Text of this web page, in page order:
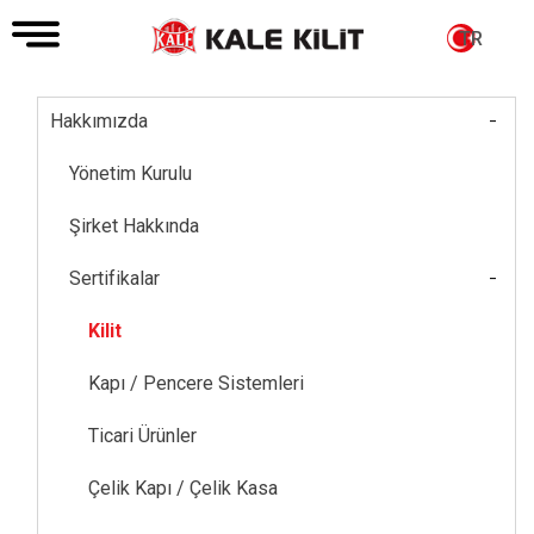
TR
Main
navigation
-
Hakkımızda
Yönetim Kurulu
Şirket Hakkında
-
Sertifikalar
Kilit
Kapı / Pencere Sistemleri
Ticari Ürünler
Çelik Kapı / Çelik Kasa